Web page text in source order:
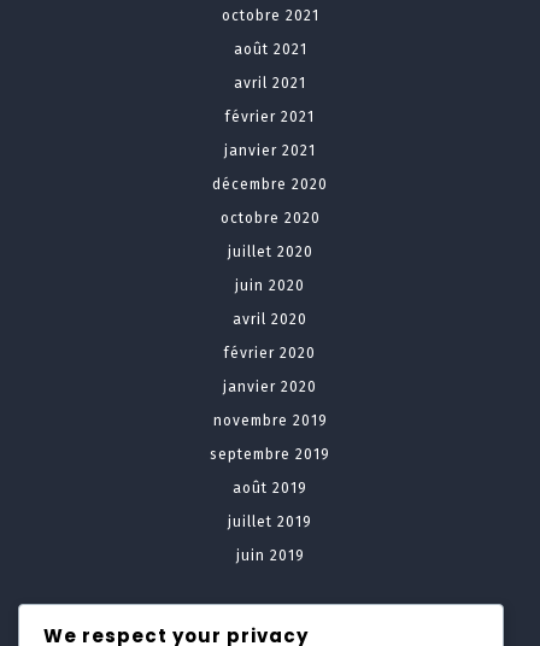
octobre 2021
août 2021
avril 2021
février 2021
janvier 2021
décembre 2020
octobre 2020
juillet 2020
juin 2020
avril 2020
février 2020
janvier 2020
novembre 2019
septembre 2019
août 2019
juillet 2019
juin 2019
Meta
We respect your privacy